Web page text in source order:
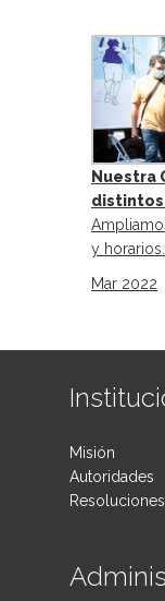
Nuestra
distintos
y horarios.
Mar 2022
Misión
Autoridades